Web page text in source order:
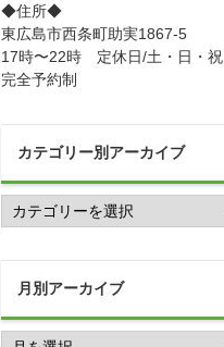
◆住所◆
東広島市西条町助実1867-5
17時〜22時 定休日/土・日・祝
完全予約制
カテゴリー別アーカイブ
カ
テ
リ
ア
月別アーカイブ
月